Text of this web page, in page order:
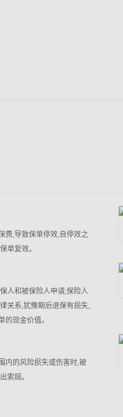
费,导致保单停效,自停效之
单复效。
人和被保险人申请,保险人
关系,犹豫期后退保有损失,
的现金价值。
内的风险损失或伤害时,被
索赔。